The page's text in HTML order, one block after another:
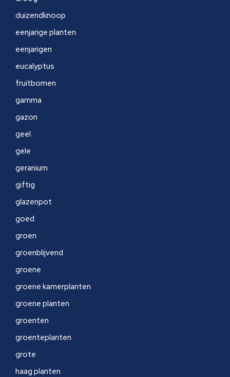
duizendknoop
eenjarige planten
eenjarigen
eucalyptus
fruitbomen
gamma
gazon
geel
gele
geranium
giftig
glazenpot
goed
groen
groenblijvend
groene
groene kamerplanten
groene planten
groenten
groenteplanten
grote
haag planten